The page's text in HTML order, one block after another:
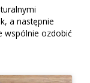
a następnie
wspólnie ozdobić